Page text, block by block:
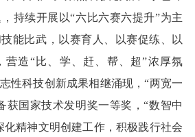
持续开展以“六比六赛六提升”为主
能比武，以赛育人、以赛促练、以
营造“比、学、赶、帮、超”浓厚氛
性科技创新成果相继涌现，“两宽一
获国家技术发明奖一等奖，“数智中
化精神文明创建工作，积极践行社会